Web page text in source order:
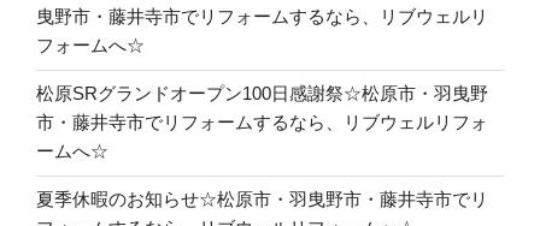
曳野市・藤井寺市でリフォームするなら、リブウェルリ
フォームへ☆
松原SRグランドオープン100日感謝祭☆松原市・羽曳野
市・藤井寺市でリフォームするなら、リブウェルリフォ
ームへ☆
夏季休暇のお知らせ☆松原市・羽曳野市・藤井寺市でリ